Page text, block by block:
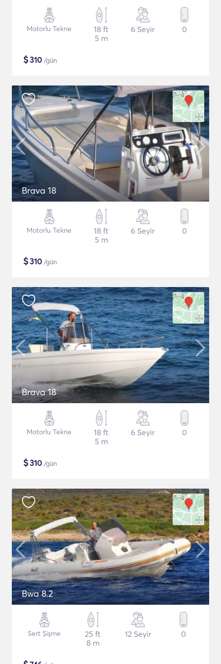
Motorlu Tekne
18 ft
5 m
6 Seyir 0
$310 /gün
Brava 18
Motorlu Tekne
18 ft
5 m
6 Seyir 0
$310 /gün
Brava 18
Motorlu Tekne
18 ft
5 m
6 Seyir 0
$310 /gün
Bwa 8.2
Sert Şişme
25 ft
8 m
12 Seyir 0